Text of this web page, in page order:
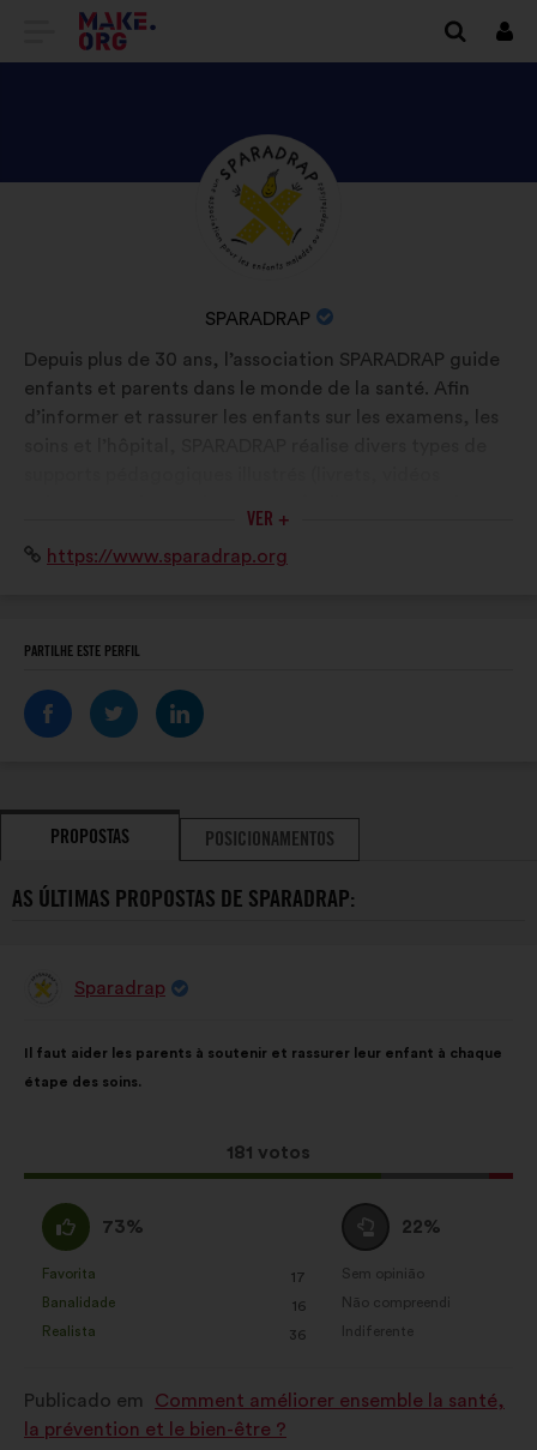
IR
PÁGINA
INICIAL
INTERNET
MAKE.ORG
DESCUBRA
O
PERFIL
NOME
DA
ORGANIZAÇÃO
SPARADRAP
Biografia:
Depuis plus de 30 ans, l’association SPARADRAP guide
enfants et parents dans le monde de la santé. Afin
d’informer et rassurer les enfants sur les examens, les
professionnels de santé.
VER +
Sítiohttps://www.sparadrap.org
PARTILHE ESTE PERFIL
PROPOSTAS POSICIONAMENTOS
AS ÚLTIMAS PROPOSTAS DE SPARADRAP:
PropostaSparadrap
da
proposta:
Il faut aider les parents à soutenir et rassurer leur enfant à chaque
étape des soins.
Esta
proposta
181 votos
repartição
é
Concordo
:
73%
em:
Favorita
: 17
vezes
Banalidade
: 16
vezes
Realista
: 36
vezes
Voto
neutro
:
22%
em:
Sem opinião
:vezes
Não compreendi
:vezes
Indiferente
:vezes
Publicado em
Comment améliorer ensemble la santé,
la prévention et le bien-être ?